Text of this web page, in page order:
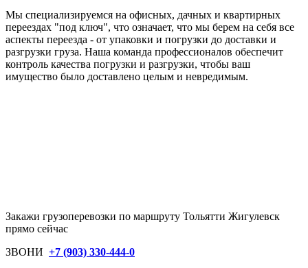
Мы специализируемся на офисных, дачных и квартирных
переездах "под ключ", что означает, что мы берем на себя все
аспекты переезда - от упаковки и погрузки до доставки и
разгрузки груза. Наша команда профессионалов обеспечит
контроль качества погрузки и разгрузки, чтобы ваш
имущество было доставлено целым и невредимым.
Закажи грузоперевозки по маршруту Тольятти Жигулевск
прямо сейчас
ЗВОНИ +7 (903) 330-444-0